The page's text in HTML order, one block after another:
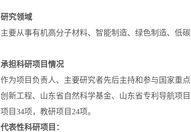
研究领域
主要从事有机高分子材料、智能制造、绿色制造、低碳
承担科研项目情况
作为项目负责人、主要研究者先后主持和参与国家重
创新工程、山东省自然科学基金、山东省专利导航项
项目34项，教研项目24项。
代表性科研项目：